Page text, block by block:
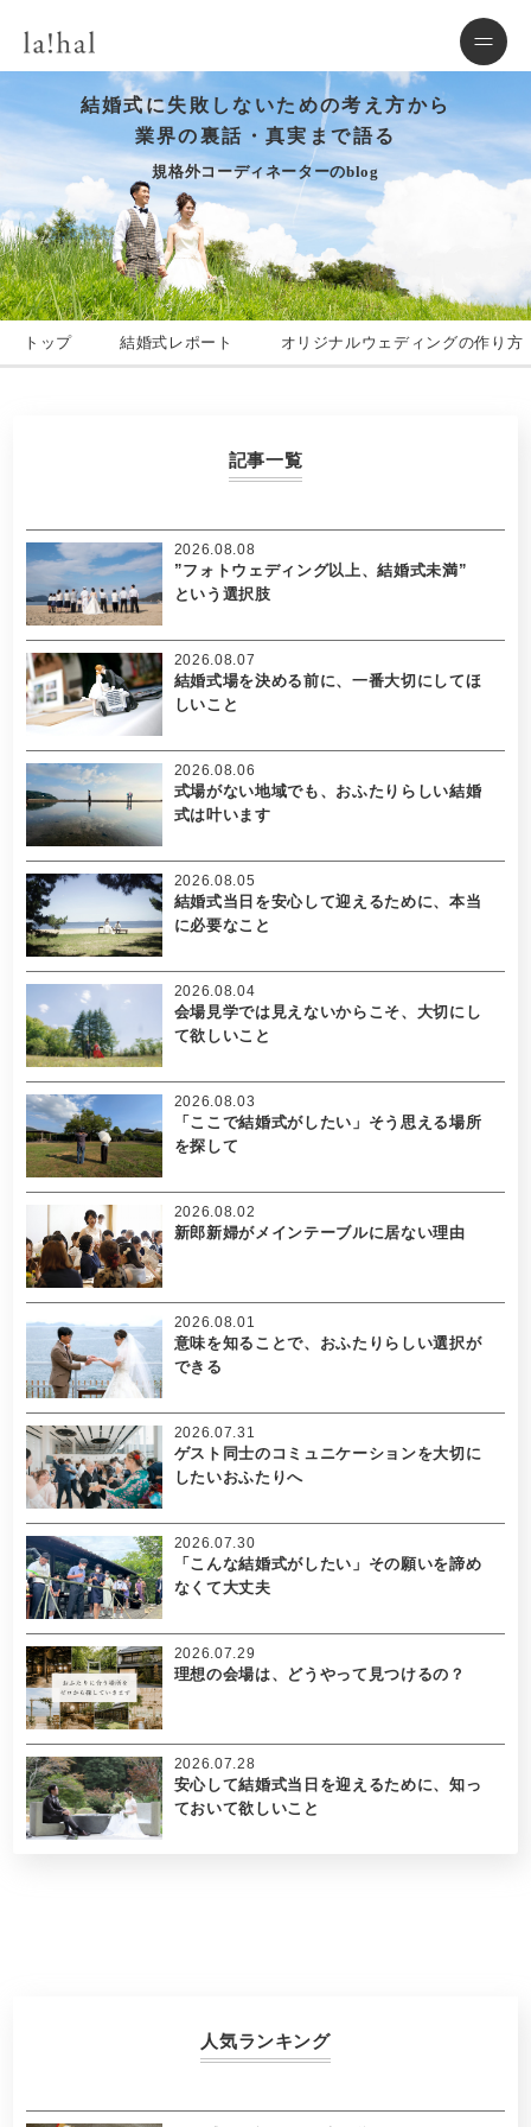
結婚式に失敗しないための考え方から
業界の裏話・真実まで語る
規格外コーディネーターのblog
トップ 結婚式レポート オリジナルウェディングの作り方
記事一覧
”フォトウェディング以上、結婚式未満”
という選択肢
2026.08.08
結婚式場を決める前に、一番大切にしてほ
しいこと
2026.08.07
式場がない地域でも、おふたりらしい結婚
式は叶います
2026.08.06
結婚式当日を安心して迎えるために、本当
に必要なこと
2026.08.05
会場見学では見えないからこそ、大切にし
て欲しいこと
2026.08.04
「ここで結婚式がしたい」そう思える場所
を探して
2026.08.03
新郎新婦がメインテーブルに居ない理由
2026.08.02
意味を知ることで、おふたりらしい選択が
できる
2026.08.01
ゲスト同士のコミュニケーションを大切に
したいおふたりへ
2026.07.31
「こんな結婚式がしたい」その願いを諦め
なくて大丈夫
2026.07.30
理想の会場は、どうやって見つけるの？
2026.07.29
安心して結婚式当日を迎えるために、知っ
ておいて欲しいこと
2026.07.28
人気ランキング